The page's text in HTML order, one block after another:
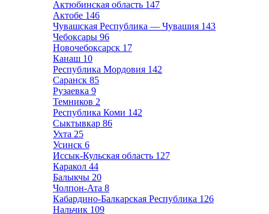
Актюбинская область 147
Актобе 146
Чувашская Республика — Чувашия 143
Чебоксары 96
Новочебоксарск 17
Канаш 10
Республика Мордовия 142
Саранск 85
Рузаевка 9
Темников 2
Республика Коми 142
Сыктывкар 86
Ухта 25
Усинск 6
Иссык-Кульская область 127
Каракол 44
Балыкчы 20
Чолпон-Ата 8
Кабардино-Балкарская Республика 126
Нальчик 109